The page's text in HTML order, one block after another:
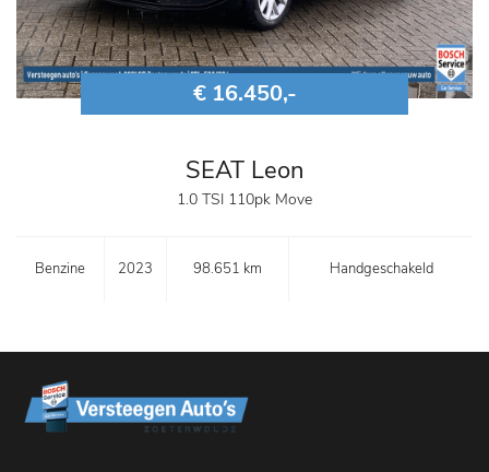
€ 16.450,-
SEAT Leon
1.0 TSI 110pk Move
Benzine 2023 98.651 km Handgeschakeld